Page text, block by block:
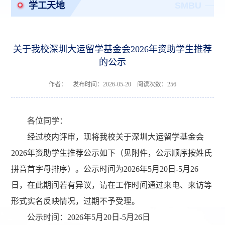
学工天地
关于我校深圳大运留学基金会2026年资助学生推荐
的公示
作者： 发布时间：2026-05-20 阅读次数： 256
各位同学：
经过校内评审，现将我校关于深圳大运留学基金会
2026年资助学生推荐公示如下（见附件， 公示顺序按姓氏
拼音首字母排序）。公示时间为2026年5月 20 日-5月 26
日，在此期间若有异议，请在工作时间通过来电、来访等
形式实名反映情况，过期不予受理。
公示时间： 2026年5月 20 日-5月 26 日